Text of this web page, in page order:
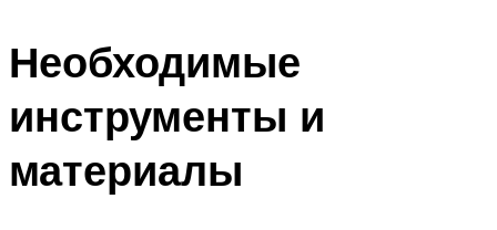
Необходимые
инструменты и
материалы